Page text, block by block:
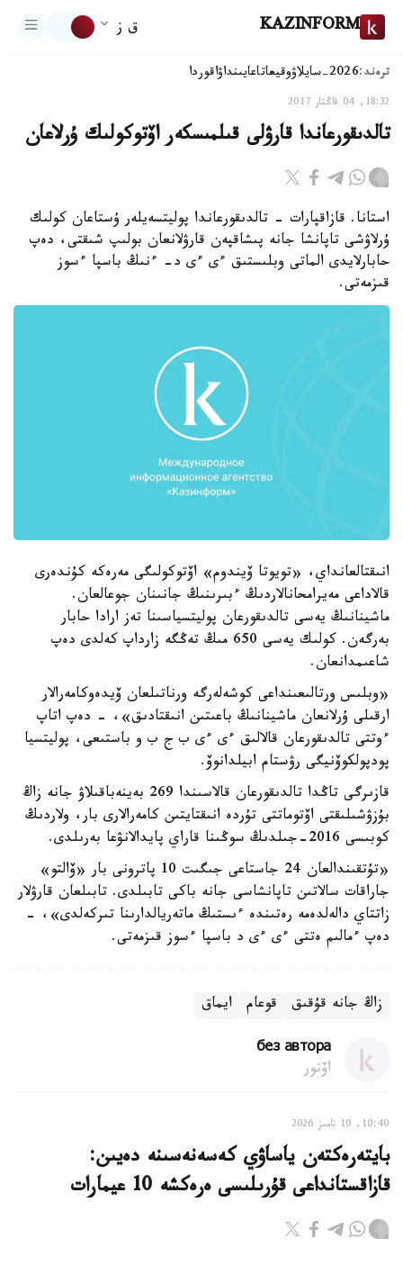
KAZINFORM ق ز
ترەند:2026-سايلاۋ وقيعاتاعايىنداۋاقوردا
18:32, 04 قاڭتار 2017
تالدىقورعاندا قارۋلى قىلمىسكەر اۆتوكولىك ۇرلاعان
استانا. قازاقپارات - تالدىقورعاندا پوليتسەيلەر ۇستاعان كولىك
ۇرلاۋشى تاپانشا جانە پىشاقپەن قارۋلانعان بولىپ شىقتى، دەپ
حابارلايدى الماتى وبلىستىق ءى ءى د- ءنىڭ باسپا ءسوز
قىزمەتى.
انىقتالعانداي، «تويوتا ۆيندوم» اۆتوكولىگى مەرەكە كۇندەرى
قالاداعى مەيرامحانالاردىڭ ءبىرىنىڭ جانىنان جوعالعان.
ماشينانىڭ يەسى تالدىقورعان پوليتسياسىنا تەز ارادا حابار
بەرگەن. كولىك يەسى 650 مىڭ تەڭگە زارداپ كەلدى دەپ
شاعىمدانعان.
«وبلىس ورتالىعىنداعى كوشەلەرگە ورناتىلعان ۆيدەوكامەرالار
ارقىلى ۇرلانعان ماشينانىڭ باعىتىن انىقتادىق»، - دەپ اتاپ
ءوتتى تالدىقورعان قالالىق ءى ءى ب ج ب و باستىعى، پوليتسيا
پودپولكوۆنيگى رۋستام ابيلدانوۆ.
قازىرگى تاڭدا تالدىقورعان قالاسىندا 269 بەينەباقىلاۋ جانە زاڭ
بۇزۋشىلىقتى اۆتوماتتى تۇردە انىقتايتىن كامەرالارى بار، ولاردىڭ
كوبىسى 2016-جىلدىڭ سوڭىنا قاراي پايدالانۋعا بەرىلدى.
«تۇتقىندالعان 24 جاستاعى جىگىت 10 پاترونى بار «ۆالتو»
جاراقات سالاتىن تاپانشاسى جانە باكى تابىلدى. تابىلعان قارۋلار
زاتتاي دالەلدەمە رەتىندە ءىستىڭ ماتەريالدارىنا تىركەلدى»، -
دەپ ءمالىم ەتتى ءى ءى د باسپا ءسوز قىزمەتى.
زاڭ جانە قۇقىق قوعام ايماق
без автора
اۆتور
10:40, 10 تامىز 2026
بايتەرەكتەن ياساۋي كەسەنەسىنە دەيىن:
قازاقستانداعى قۇرىلىسى ەرەكشە 10 عيمارات